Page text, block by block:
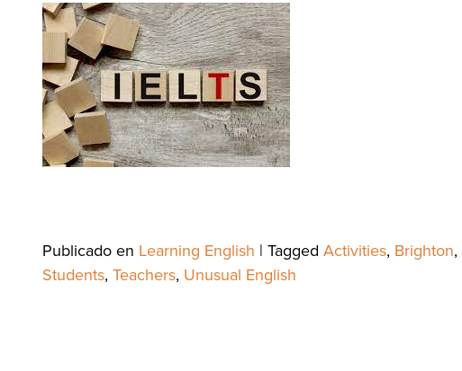
Imágenes:
Publicado en Learning English | Tagged Activities, Brighton,
Students, Teachers, Unusual English